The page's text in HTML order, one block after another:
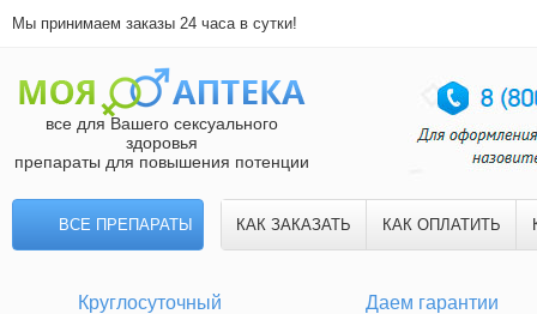
Мы принимаем заказы 24 часа в сутки!
все для Вашего сексуального
здоровья
препараты для повышения потенции
ВСЕ ПРЕПАРАТЫ КАК ЗАКАЗАТЬ КАК ОПЛАТИТЬ
Круглосуточный Даем гарантии